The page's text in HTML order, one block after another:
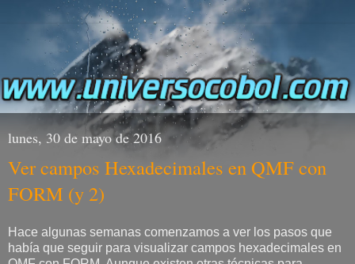
lunes, 30 de mayo de 2016
Ver campos Hexadecimales en QMF con
FORM (y 2)
Hace algunas semanas comenzamos a ver los pasos que
había que seguir para visualizar campos hexadecimales en